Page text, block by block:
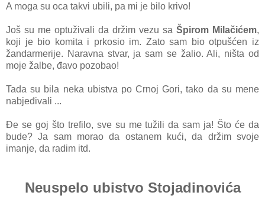
A moga su oca takvi ubili, pa mi je bilo krivo!
Još su me optuživali da držim vezu sa Špirom Milačićem,
koji je bio komita i prkosio im. Zato sam bio otpušćen iz
žandarmerije. Naravna stvar, ja sam se žalio. Ali, ništa od
moje žalbe, đavo pozobao!
Tada su bila neka ubistva po Crnoj Gori, tako da su mene
nabjeđivali ...
Đe se goj što trefilo, sve su me tužili da sam ja! Što će da
bude? Ja sam morao da ostanem kući, da držim svoje
imanje, da radim itd.
Neuspelo ubistvo Stojadinovića